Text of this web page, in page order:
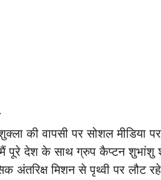
की वापसी पर सोशल मीडिया
पूरे देश के साथ ग्रुप कैप्टन शुभांशु
अंतरिक्ष मिशन से पृथ्वी पर लौट रहे